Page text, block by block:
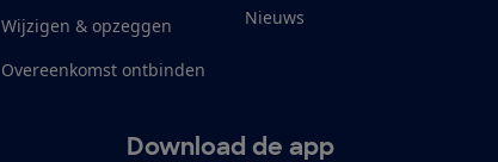
Wijzigen & opzeggen
Overeenkomst ontbinden
Nieuws
Download de app